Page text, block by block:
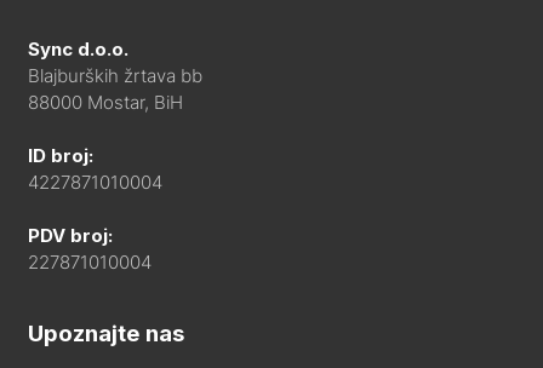
Sync d.o.o.
Blajburških žrtava bb
88000 Mostar, BiH
ID broj:
4227871010004
PDV broj:
227871010004
Upoznajte nas